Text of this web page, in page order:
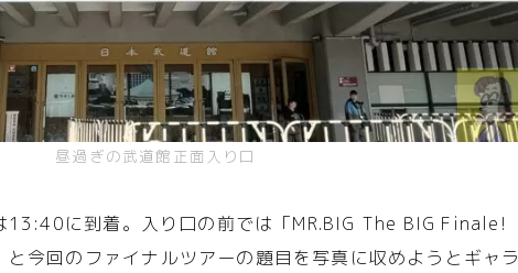
昼過ぎの武道館正面入り口
13:40に到着。入り口の前では「MR.BIG The BIG Finale!
今回のファイナルツアーの題目を写真に収めようとギャラ